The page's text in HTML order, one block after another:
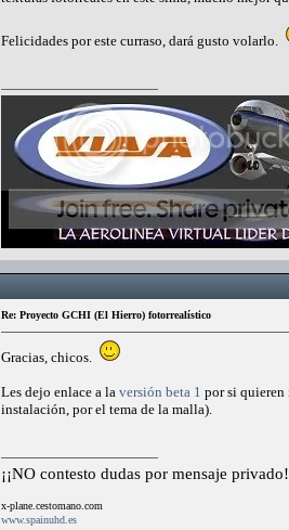
Felicidades por este curraso, dará gusto volarlo.
Re: Proyecto GCHI (El Hierro) fotorrealístico
Gracias, chicos.
Les dejo enlace a la versión beta 1 por si
instalación, por el tema de la malla).
¡¡NO contesto dudas por mensaje
x-plane.cestomano.com
www.spainuhd.es